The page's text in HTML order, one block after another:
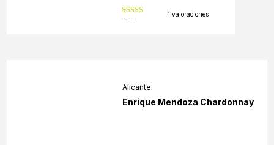
5.00
1 valoraciones
Alicante
Enrique Mendoza Chardonnay